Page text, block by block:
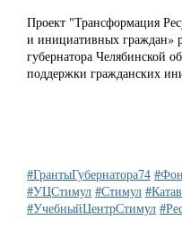
Проект "Трансформация
и инициативных граждан»
губернатора Челябинской
поддержки гражданских
#ГрантыГубернатора74
#УЦСтимул #Стимул
#УчебныйЦентрСтимул